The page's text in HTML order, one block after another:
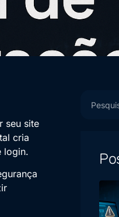
seu site
cria
login.